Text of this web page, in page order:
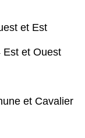
et Est
Est et Ouest
et Cavalier